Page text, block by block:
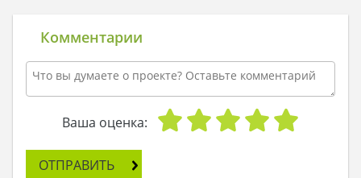
Комментарии
Ваша оценка:
ОТПРАВИТЬ